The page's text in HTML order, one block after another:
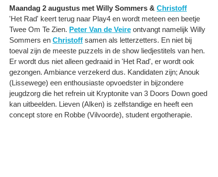
Maandag 2 augustus met Willy Sommers & Christoff
'Het Rad' keert terug naar Play4 en wordt meteen een beetje
Twee Om Te Zien. Peter Van de Veire ontvangt namelijk Willy
Sommers en Christoff samen als letterzetters. En niet bij
toeval zijn de meeste puzzels in de show liedjestitels van hen.
Er wordt dus niet alleen gedraaid in 'Het Rad', er wordt ook
gezongen. Ambiance verzekerd dus. Kandidaten zijn; Anouk
(Lissewege) een enthousiaste opvoedster in bijzondere
jeugdzorg die het refrein uit Kryptonite van 3 Doors Down goed
kan uitbeelden. Lieven (Alken) is zelfstandige en heeft een
concept store en Robbe (Vilvoorde), student ergotherapie.